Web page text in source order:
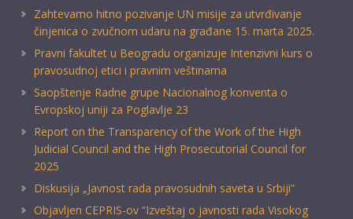
Zahtevamo hitno pozivanje UN misije za utvrđivanje
činjenica o zvučnom udaru na građane 15. marta 2025.
Pravni fakultet u Beogradu organizuje Intenzivni kurs o
pravosudnoj etici i pravnim veštinama
Saopštenje Radne grupe Nacionalnog konventa o
Evropskoj uniji za Poglavlje 23
Report on the Transparency of the Work of the High
Judicial Council and the High Prosecutorial Council for
2025
Diskusija „Javnost rada pravosudnih saveta u Srbiji“
Objavljen CEPRIS-ov “Izveštaj o javnosti rada Visokog